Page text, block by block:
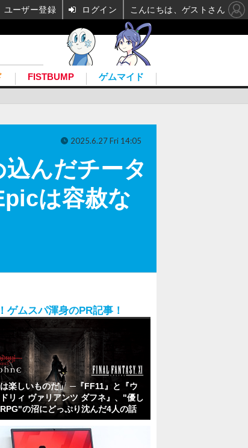
FISTBUMP ゲムマイド
んだチータ
は容赦な
2025.6.27 Fri 14:05
！ゲムスパ渾身のPR記事！
は楽しいものだ」 ─『FF11』と『ウ
リィ ヴァリアンツ ダフネ』、"優し
の沼にどっぷり沈んだ4人の話
ユーザー登録 ログイン こんにちは、ゲストさん